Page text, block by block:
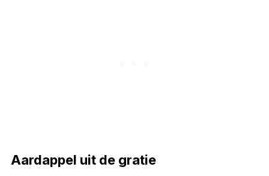
Aardappel uit de gratie